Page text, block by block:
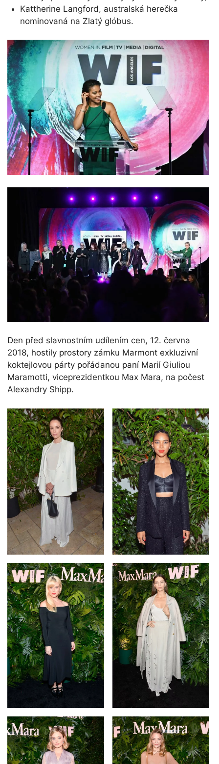
Kattherine Langford, australská herečka
nominovaná na Zlatý glóbus.
Den před slavnostním udílením cen, 12. června
2018, hostily prostory zámku Marmont exkluzivní
koktejlovou párty pořádanou paní Marií Giuliou
Maramotti, viceprezidentkou Max Mara, na počest
Alexandry Shipp.